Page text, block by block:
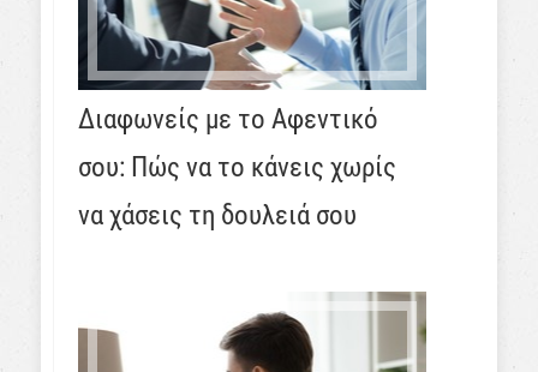
Διαφωνείς με το Αφεντικό
σου: Πώς να το κάνεις χωρίς
να χάσεις τη δουλειά σου